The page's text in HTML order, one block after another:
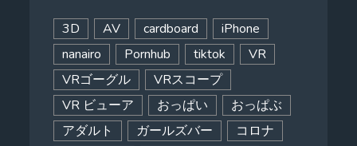
3D AV cardboard
iPhone
nanairo
Pornhub tiktok
VR
VRゴーグル
VRスコープ
VR ビューア
おっぱい
おっぱぶ
アダルト
ガールズバー
コロナ